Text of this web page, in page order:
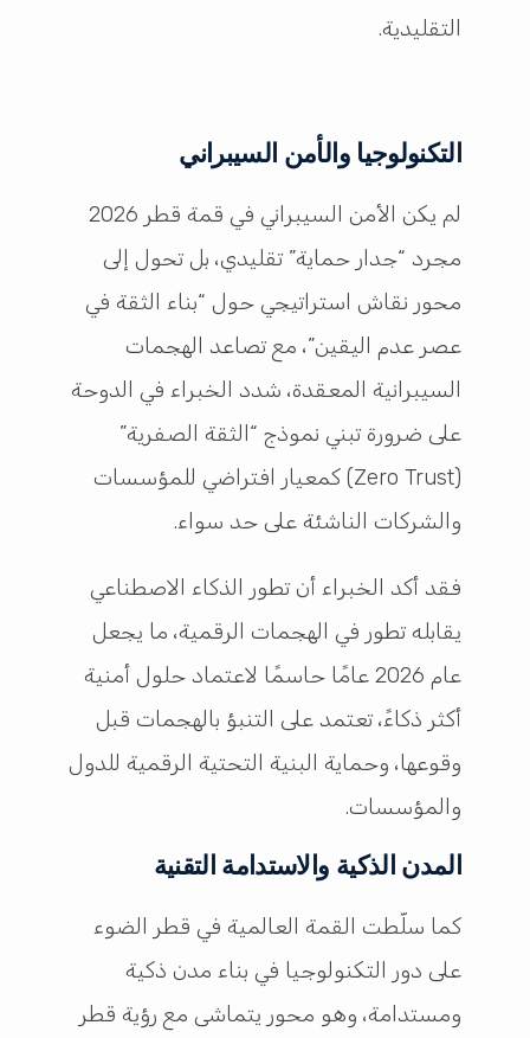
التقليدية.
التكنولوجيا والأمن السيبراني
لم يكن الأمن السيبراني في قمة قطر 2026
مجرد “جدار حماية” تقليدي، بل تحول إلى
محور نقاش استراتيجي حول “بناء الثقة في
عصر عدم اليقين”، مع تصاعد الهجمات
السيبرانية المعقدة، شدد الخبراء في الدوحة
على ضرورة تبني نموذج “الثقة الصفرية”
(Zero Trust) كمعيار افتراضي للمؤسسات
والشركات الناشئة على حد سواء.
فقد أكد الخبراء أن تطور الذكاء الاصطناعي
يقابله تطور في الهجمات الرقمية، ما يجعل
عام 2026 عامًا حاسمًا لاعتماد حلول أمنية
أكثر ذكاءً، تعتمد على التنبؤ بالهجمات قبل
وقوعها، وحماية البنية التحتية الرقمية للدول
والمؤسسات.
المدن الذكية والاستدامة التقنية
كما سلّطت القمة العالمية في قطر الضوء
على دور التكنولوجيا في بناء مدن ذكية
ومستدامة، وهو محور يتماشى مع رؤية قطر